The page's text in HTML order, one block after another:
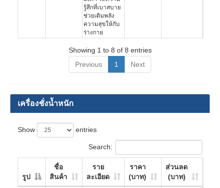
รู้สึกที่เบาสบาย
ช่วยเติมพลัง
ความสุขให้กับ
ร่างกาย
Showing 1 to 8 of 8 entries
Previous
1 Next
เครื่องชั่งน้ำหนัก
Show entries
Search:
รูป
ชื่อ
สินค้า
ราย
ละเอียด
ราคา
(บาท)
ส่วนลด
(บาท)